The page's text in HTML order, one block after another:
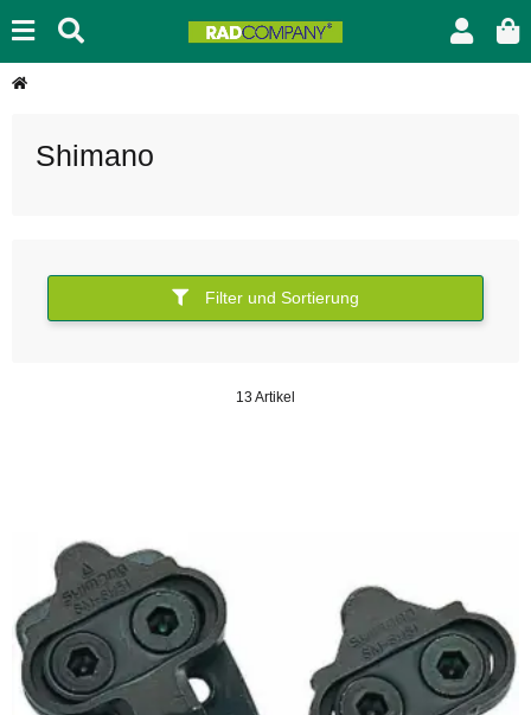
Shimano
Filter und Sortierung
13 Artikel